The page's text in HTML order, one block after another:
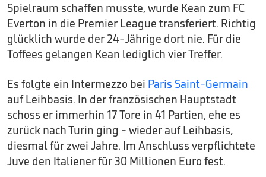
Spielraum schaffen musste, wurde Kean zum FC
Everton in die Premier League transferiert. Richtig
glücklich wurde der 24-Jährige dort nie. Für die
Toffees gelangen Kean lediglich vier Treffer.
Es folgte ein Intermezzo bei Paris Saint-Germain
auf Leihbasis. In der französischen Hauptstadt
schoss er immerhin 17 Tore in 41 Partien, ehe es
zurück nach Turin ging - wieder auf Leihbasis,
diesmal für zwei Jahre. Im Anschluss verpflichtete
Juve den Italiener für 30 Millionen Euro fest.